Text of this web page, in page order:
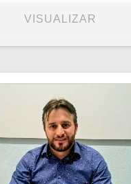
VISUALIZAR